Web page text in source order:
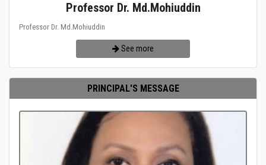
Professor Dr. Md.Mohiuddin
Professor Dr. Md.Mohiuddin
See more
PRINCIPAL'S MESSAGE